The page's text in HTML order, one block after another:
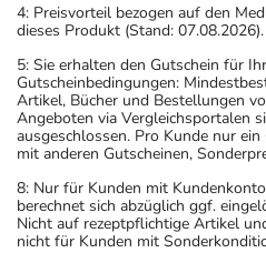
4: Preisvorteil bezogen auf den
dieses Produkt (Stand: 07.08.2026).
5: Sie erhalten den Gutschein für
Gutscheinbedingungen:
Artikel, Bücher und Bestellungen
Angeboten via Vergleichsportalen
ausgeschlossen. Pro Kunde nur
mit anderen Gutscheinen,
8: Nur für Kunden mit
berechnet sich abzüglich ggf.
Nicht auf rezeptpflichtige Artikel
nicht für Kunden mit